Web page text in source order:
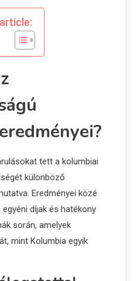
tett a kolumbiai
különböző
Eredményei közé
díjak és hatékony
során, amelyek
mint Kolumbia egyik